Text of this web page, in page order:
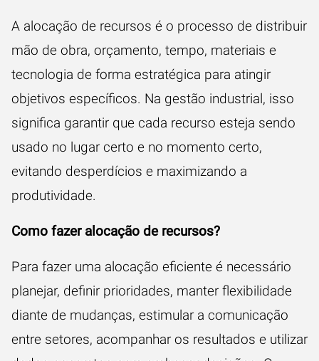
A alocação de recursos é o processo de distribuir
mão de obra, orçamento, tempo, materiais e
tecnologia de forma estratégica para atingir
objetivos específicos. Na gestão industrial, isso
significa garantir que cada recurso esteja sendo
usado no lugar certo e no momento certo,
evitando desperdícios e maximizando a
produtividade.
Como fazer alocação de recursos?
Para fazer uma alocação eficiente é necessário
planejar, definir prioridades, manter flexibilidade
diante de mudanças, estimular a comunicação
entre setores, acompanhar os resultados e utilizar